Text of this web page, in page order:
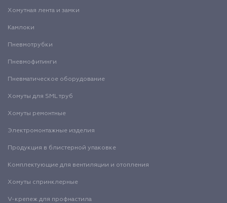
Хомутная лента и замки
Камлоки
Пневмотрубки
Пневмофитинги
Пневматическое оборудование
Хомуты для SML труб
Хомуты ремонтные
Электромонтажные изделия
Продукция в блистерной упаковке
Комплектующие для вентиляции и отопления
Хомуты спринклерные
V-крепеж для профнастила